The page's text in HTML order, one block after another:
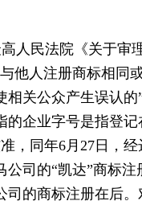
人民法院《关于审
他人注册商标相同
相关公众产生误认
的企业字号是指登
，同年6月27日，
司的“凯达”商标
司的商标注册在后